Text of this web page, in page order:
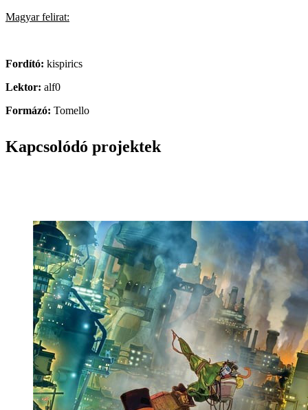
Magyar felirat:
Fordító: kispirics
Lektor: alf0
Formázó: Tomello
Kapcsolódó projektek